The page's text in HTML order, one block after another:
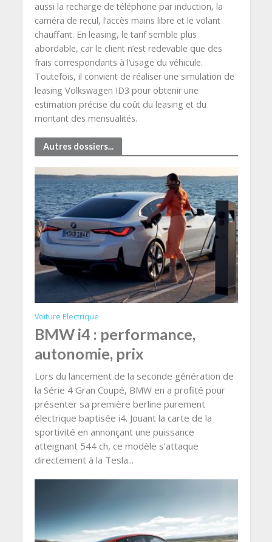
aussi la recharge de téléphone par induction, la
caméra de recul, l’accès mains libre et le volant
chauffant. En leasing, le tarif semble plus
abordable, car le client n’est redevable que des
frais correspondants à l’usage du véhicule.
Toutefois, il convient de réaliser une simulation de
leasing Volkswagen ID3 pour obtenir une
estimation précise du coût du leasing et du
montant des mensualités.
Autres dossiers...
Voiture Electrique
BMW i4 : performance,
autonomie, prix
Lors du lancement de la seconde génération de
la Série 4 Gran Coupé, BMW en a profité pour
présenter sa première berline purement
électrique baptisée i4. Jouant la carte de la
sportivité en annonçant une puissance
atteignant 544 ch, ce modèle s’attaque
directement à la Tesla...